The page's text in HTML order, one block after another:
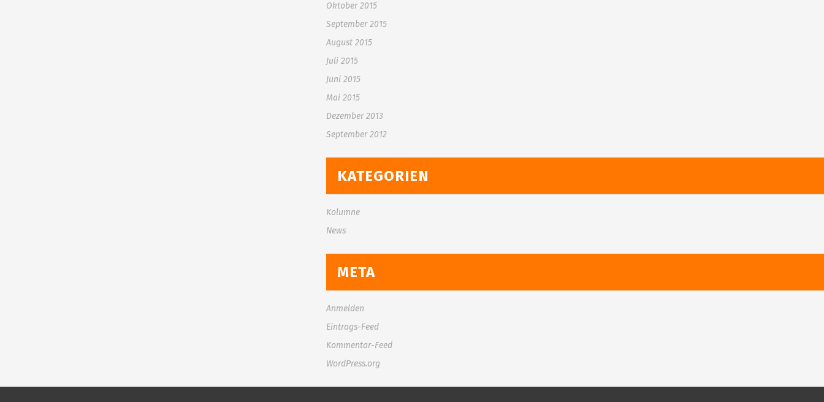
Oktober 2015
September 2015
August 2015
Juli 2015
Juni 2015
Mai 2015
Dezember 2013
September 2012
KATEGORIEN
Kolumne
News
META
Anmelden
Eintrags-Feed
Kommentar-Feed
WordPress.org